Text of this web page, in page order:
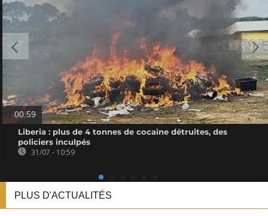
00:59
Liberia : plus de 4 tonnes de cocaïne détruites, des
policiers inculpés
31/07 - 10:59
PLUS D'ACTUALITÉS